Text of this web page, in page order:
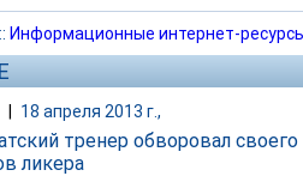
:: Информационные интернет-
18 апреля 2013 г.,
тренер обворовал
ликера